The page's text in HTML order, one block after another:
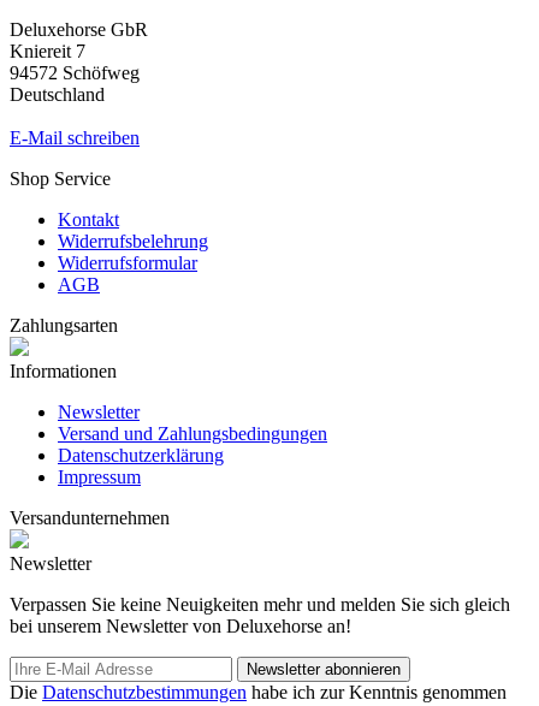
Deluxehorse GbR
Kniereit 7
94572 Schöfweg
Deutschland
E-Mail schreiben
Shop Service
Kontakt
Widerrufsbelehrung
Widerrufsformular
AGB
Zahlungsarten
Informationen
Newsletter
Versand und Zahlungsbedingungen
Datenschutzerklärung
Impressum
Versandunternehmen
Newsletter
Verpassen Sie keine Neuigkeiten mehr und melden Sie sich gleich
bei unserem Newsletter von Deluxehorse an!
Newsletter abonnieren
Die Datenschutzbestimmungen habe ich zur Kenntnis genommen